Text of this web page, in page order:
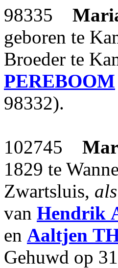
98335
geboren te
Broeder te
PEREBOOM
98332).
102745
1829 te
Zwartsluis,
van Hendrik
en Aaltjen
Gehuwd op